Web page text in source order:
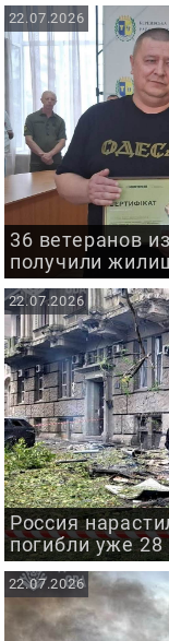
36 ветеранов
получили
22.07.2026
Россия
погибли уже 28
22.07.2026
22.07.2026